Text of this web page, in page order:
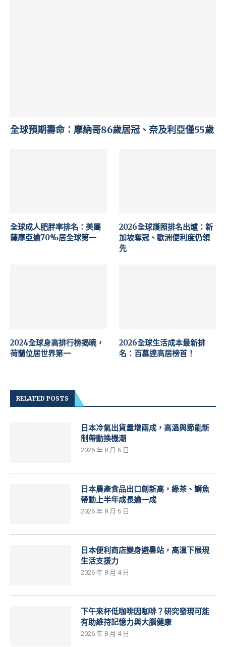
全球預期壽命：摩納哥86歲居冠、奈及利亞僅55歲
全球成人肥胖率排名：美屬
薩摩亞逾70%居全球第一
2026全球護照排名出爐：新
加坡奪冠、歐洲便利度仍領
先
2024全球身高排行榜揭曉，
荷蘭位居世界第一
2026全球生活成本最新排
名：百慕達高居榜首！
RELATED POSTS
日本冷氣出貨量增兩成，高溫與節能新
制帶動換機潮
2026 年 8 月 6 日
日本農產食品出口創新高，綠茶、鰤魚
帶動上半年成長逾一成
2026 年 8 月 6 日
日本便利商店變身避暑站，高溫下展現
生活支援力
2026 年 8 月 4 日
下午來杯低咖啡因咖啡？研究發現可能
有助維持記憶力與大腦健康
2026 年 8 月 4 日